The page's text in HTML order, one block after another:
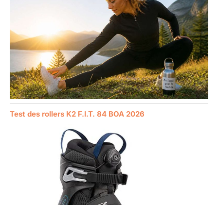
Test des rollers K2 F.I.T. 84 BOA 2026